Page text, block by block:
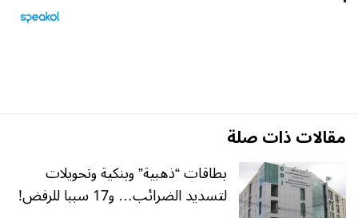
مقالات ذات صلة
بطاقات “ذهبية” وبنكية وتحويلات
لتسديد الضرائب… و17 سببا للرفض!